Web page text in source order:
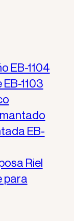
EB-1104
1103
EB-
Riel
para